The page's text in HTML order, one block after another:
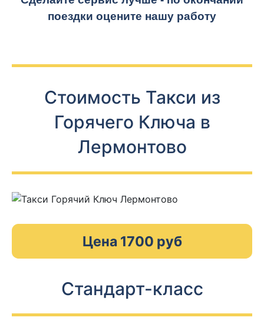
поездки оцените нашу работу
Стоимость Такси из
Горячего Ключа в
Лермонтово
Цена 1700 руб
Стандарт-класс